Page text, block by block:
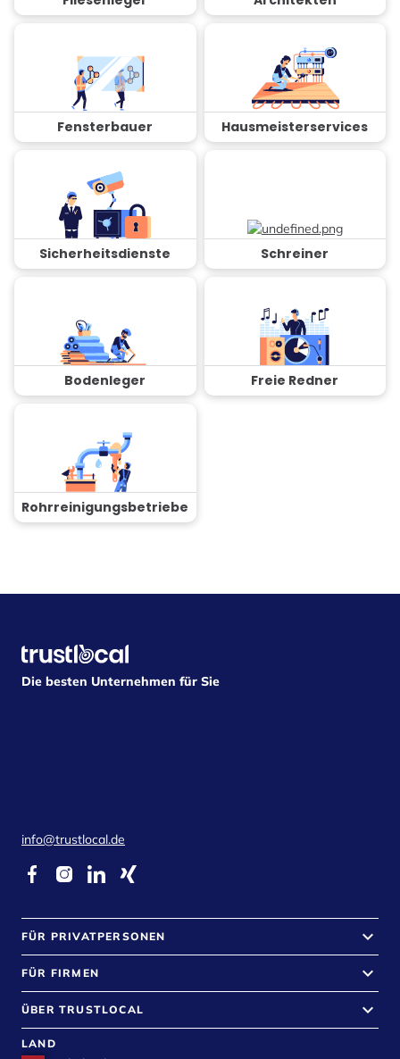
Fensterbauer Hausmeisterservices
Sicherheitsdienste Schreiner
Bodenleger Freie Redner
Rohrreinigungsbetriebe
Die besten Unternehmen für Sie
info@trustlocal.de
FÜR PRIVATPERSONEN keyboard_arrow_down
FÜR FIRMEN keyboard_arrow_down
ÜBER TRUSTLOCAL keyboard_arrow_down
LAND